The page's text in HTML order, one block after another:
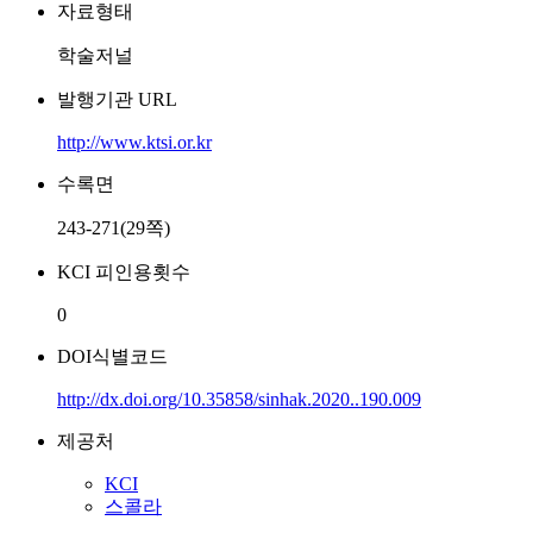
자료형태
학술저널
발행기관 URL
http://www.ktsi.or.kr
수록면
243-271(29쪽)
KCI 피인용횟수
0
DOI식별코드
http://dx.doi.org/10.35858/sinhak.2020..190.009
제공처
KCI
스콜라